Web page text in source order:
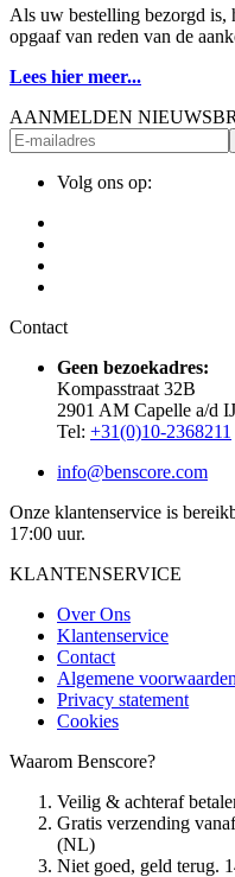
Als uw bestelling bezorgd is,
opgaaf van reden van de
Lees hier meer...
AANMELDEN
Volg ons op:
Contact
Geen bezoekadres:
Kompasstraat 32B
2901 AM Capelle a/d
Tel: +31(0)10-2368211
info@benscore.com
Onze klantenservice is
17:00 uur.
KLANTENSERVICE
Over Ons
Klantenservice
Contact
Algemene voorwaarden
Privacy statement
Cookies
Waarom Benscore?
Veilig & achteraf
Gratis verzending
(NL)
Niet goed, geld terug.